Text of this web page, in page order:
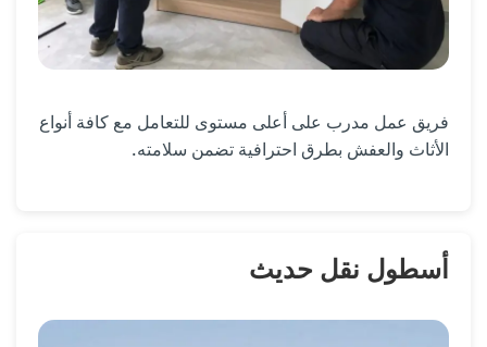
فريق عمل مدرب على أعلى مستوى للتعامل مع كافة أنواع
الأثاث والعفش بطرق احترافية تضمن سلامته.
أسطول نقل حديث